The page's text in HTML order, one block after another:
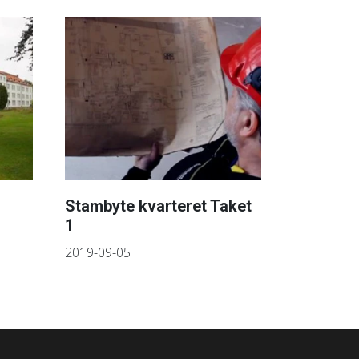
Stambyte kvarteret Taket
1
2019-09-05